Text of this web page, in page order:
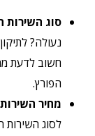
סוג השירות
נעולה?
חשוב לדעת
הפורץ.
מחיר
לסוג